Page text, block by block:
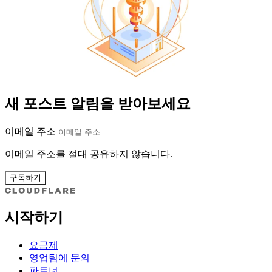
새 포스트 알림을 받아보세요
이메일 주소
이메일 주소를 절대 공유하지 않습니다.
구독하기
시작하기
요금제
영업팀에 문의